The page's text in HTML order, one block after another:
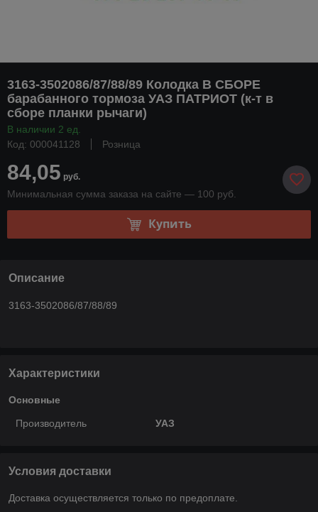
3163-3502086/87/88/89 Колодка В СБОРЕ
барабанного тормоза УАЗ ПАТРИОТ (к-т в
сборе планки рычаги)
В наличии 2 ед.
Код: 000041128
Розница
84,05 руб.
Минимальная сумма заказа на сайте — 100 руб.
Купить
Описание
3163-3502086/87/88/89
Характеристики
Основные
Производитель УАЗ
Условия доставки
Доставка осуществляется только по предоплате.